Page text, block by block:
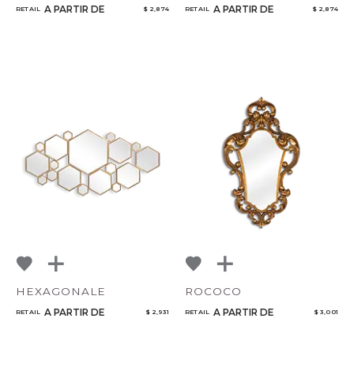
RETAIL A PARTIR DE $ 2,874 RETAIL A PARTIR DE $ 2,874
HEXAGONALE
RETAIL A PARTIR DE $ 2,931
ROCOCO
RETAIL A PARTIR DE $ 3,001